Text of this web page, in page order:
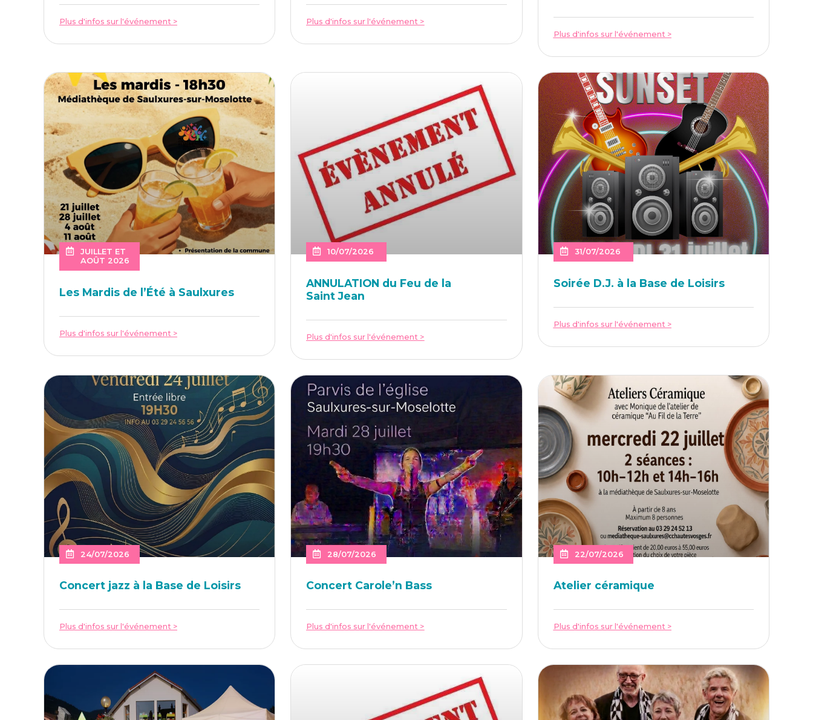
Plus d'infos sur l'événement > Plus d'infos sur l'événement >
Plus d'infos sur l'événement >
JUILLET ET
AOÛT 2026
Les Mar­dis de l’É­té à Saulxures
Plus d'infos sur l'événement >
10/07/2026
ANNU­LA­TION du Feu de la
Saint Jean
Plus d'infos sur l'événement >
31/07/2026
Soi­rée D.J. à la Base de Loisirs
Plus d'infos sur l'événement >
24/07/2026
Concert jazz à la Base de Loisirs
Plus d'infos sur l'événement >
28/07/2026
Concert Caro­le’n Bass
Plus d'infos sur l'événement >
22/07/2026
Ate­lier céramique
Plus d'infos sur l'événement >